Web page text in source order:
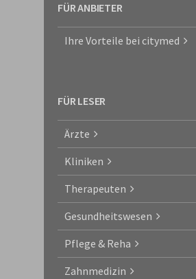
FÜR ANBIETER
Ihre Vorteile bei citymed
FÜR LESER
Ärzte
Kliniken
Therapeuten
Gesundheitswesen
Pflege & Reha
Zahnmedizin